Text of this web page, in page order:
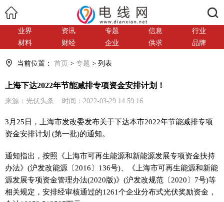
业界 资讯 专题 信息
行业
材料
财经 企业 供求 品牌
当前位置： 首页 > 专题 > 列表
上海下达2022年节能减排专项资金安排计划！
来源：光伏头条 时间：2022-03-29 14:59:16
3月25日，上海市发改委发布关于下达本市2022年节能减排专项
资金安排计划 (第一批)的通知。
通知指出，按照《上海市可再生能源和新能源发展专项资金扶持
办法》(沪发改能源〔2016〕136号)、《上海市可再生能源和新能
源发展专项资金管理办法(2020版)》(沪发改规范〔2020〕7号)等
相关规定，安排经审核通过的1261个企业分布式光伏奖励资金，